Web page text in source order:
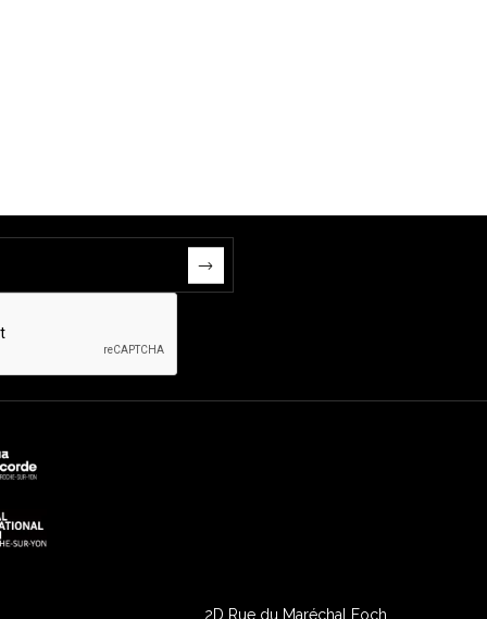
2D Rue du Maréchal Foch